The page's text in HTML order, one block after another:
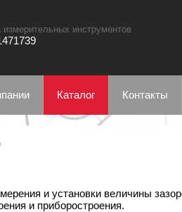
инструментов
Каталог Контакты
и установки величины
и приборостроения.